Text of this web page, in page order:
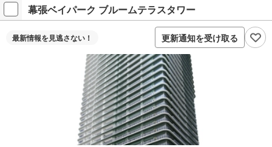
プレゼントの詳細を見る
幕張ベイパーク ブルームテラスタワー
最新情報を見逃さない！ 更新通知を受け取る